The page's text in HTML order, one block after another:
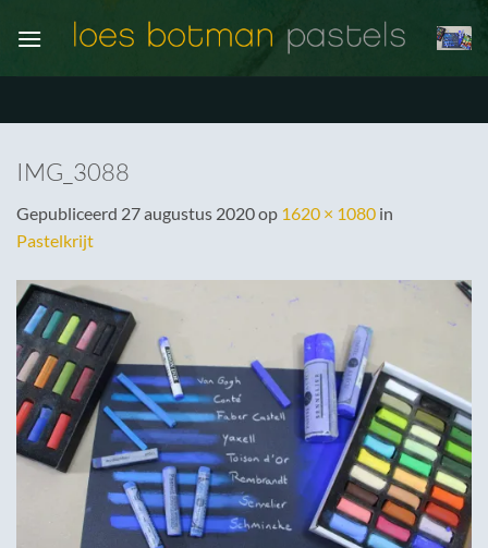
naar
IMG_3088
Gepubliceerd 27 augustus 2020op 1620 × 1080 in
Pastelkrijt